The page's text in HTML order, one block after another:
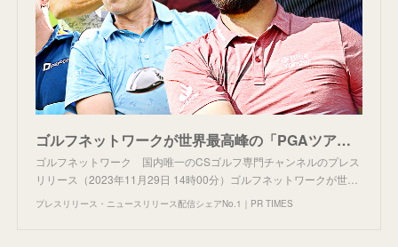
ゴルフネットワークが世界最高峰の「PGAツアー」2024年1月からの独占有料放送・同時配信権を獲得、全試合・全ラウンド生中継／同時配信
ゴルフネットワーク 国内唯一のCSゴルフ専門チャンネルのプレス
リリース（2023年11月29日 14時00分）ゴルフネットワークが世…
プレスリリース・ニュースリリース配信シェアNo.1｜PR TIMES